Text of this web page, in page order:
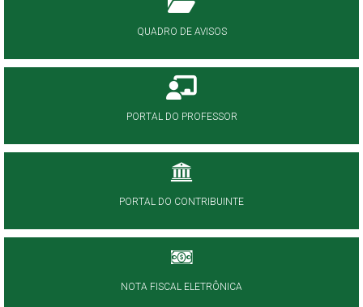
QUADRO DE AVISOS
PORTAL DO PROFESSOR
PORTAL DO CONTRIBUINTE
NOTA FISCAL ELETRÔNICA